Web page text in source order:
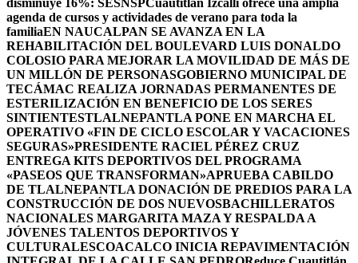
disminuye 16%: SESNSPCuautitlán Izcalli ofrece una amplia
agenda de cursos y actividades de verano para toda la
familiaEN NAUCALPAN SE AVANZA EN LA
REHABILITACIÓN DEL BOULEVARD LUIS DONALDO
COLOSIO PARA MEJORAR LA MOVILIDAD DE MÁS DE
UN MILLÓN DE PERSONASGOBIERNO MUNICIPAL DE
TECÁMAC REALIZA JORNADAS PERMANENTES DE
ESTERILIZACIÓN EN BENEFICIO DE LOS SERES
SINTIENTESTLALNEPANTLA PONE EN MARCHA EL
OPERATIVO «FIN DE CICLO ESCOLAR Y VACACIONES
SEGURAS»PRESIDENTE RACIEL PÉREZ CRUZ
ENTREGA KITS DEPORTIVOS DEL PROGRAMA
«PASEOS QUE TRANSFORMAN»APRUEBA CABILDO
DE TLALNEPANTLA DONACIÓN DE PREDIOS PARA LA
CONSTRUCCIÓN DE DOS NUEVOSBACHILLERATOS
NACIONALES MARGARITA MAZA Y RESPALDA A
JÓVENES TALENTOS DEPORTIVOS Y
CULTURALESCOACALCO INICIA REPAVIMENTACIÓN